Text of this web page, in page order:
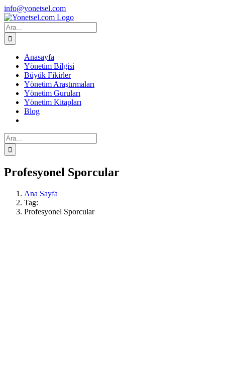
Skip
to
content
Facebook
X
Instagram
info@yonetsel.com
Ara:
Anasayfa
Yönetim Bilgisi
Büyük Fikirler
Yönetim Araştırmaları
Yönetim Guruları
Yönetim Kitapları
Blog
Ara:
Profesyonel Sporcular
Ana Sayfa
Tag:
Profesyonel Sporcular